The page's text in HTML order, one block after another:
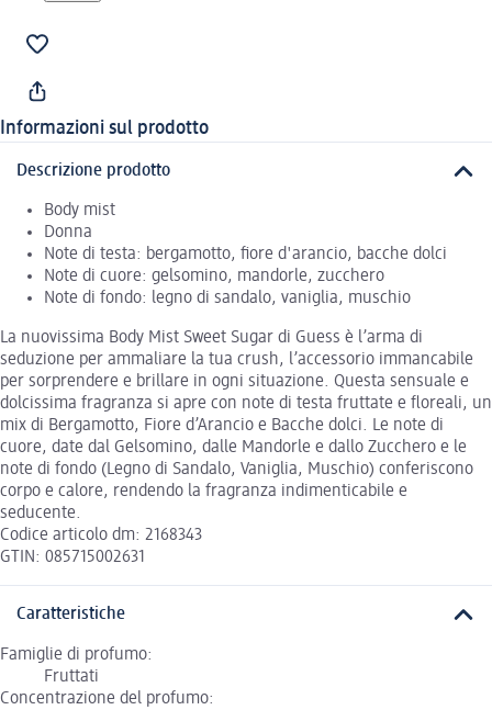
Informazioni sul prodotto
Descrizione prodotto
Body mist
Donna
Note di testa: bergamotto, fiore d'arancio, bacche dolci
Note di cuore: gelsomino, mandorle, zucchero
Note di fondo: legno di sandalo, vaniglia, muschio
La nuovissima Body Mist Sweet Sugar di Guess è l’arma di
seduzione per ammaliare la tua crush, l’accessorio immancabile
per sorprendere e brillare in ogni situazione. Questa sensuale e
dolcissima fragranza si apre con note di testa fruttate e floreali, un
mix di Bergamotto, Fiore d’Arancio e Bacche dolci. Le note di
cuore, date dal Gelsomino, dalle Mandorle e dallo Zucchero e le
note di fondo (Legno di Sandalo, Vaniglia, Muschio) conferiscono
corpo e calore, rendendo la fragranza indimenticabile e
seducente.
Codice articolo dm: 2168343
GTIN: 085715002631
Caratteristiche
Famiglie di profumo:
Fruttati
Concentrazione del profumo: